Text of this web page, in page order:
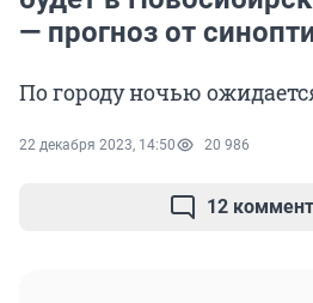
— прогноз от
По городу ночью
22 декабря 2023, 14:50 20 986
12